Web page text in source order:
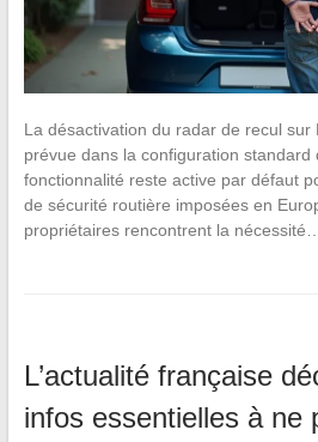
La désactivation du radar de recul sur
prévue dans la configuration standard
fonctionnalité reste active par défaut
de sécurité routière imposées en
propriétaires rencontrent la
L’actualité française
infos essentielles à ne